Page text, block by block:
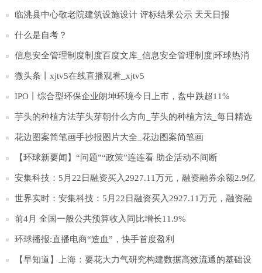
人公示
临洮县中心敬老院建筑设施设计 评标结果公示 天天日报
什么是自考？
信息安全管理制度制度百度文库_信息安全管理制度|环球热消
息
微头条丨xjtv5在线直播观看_xjtv5
IPO丨综合型环保企业朗坤环境今日上市，盘中跌超11%
芋头的种植方法芋头芽朝什么方向_芋头的种植方法_每日精选
花边图案简笔画手抄报图片大全_花边图案简笔画
【环球新要闻】“问题”“政策”连连看 助企活动不间断
安集科技：5月22日融资买入2927.11万元，融资融券余额2.9亿
元|热议
世界实时：安集科技：5月22日融资买入2927.11万元，融资融
券余额2.9亿元
前4月 全国一般公共预算收入同比增长11.9%
环球播报:直播电商“造血”，快手首度盈利
【早知道】上海：要花大力气研究构建数据高效流通的基础设